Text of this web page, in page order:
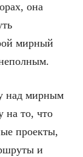
она
мирный
над мирным
на то, что
проекты,
и